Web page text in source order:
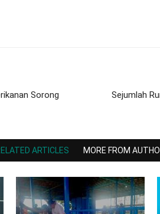
Sorong
Sejumlah
ARTICLES MORE FROM